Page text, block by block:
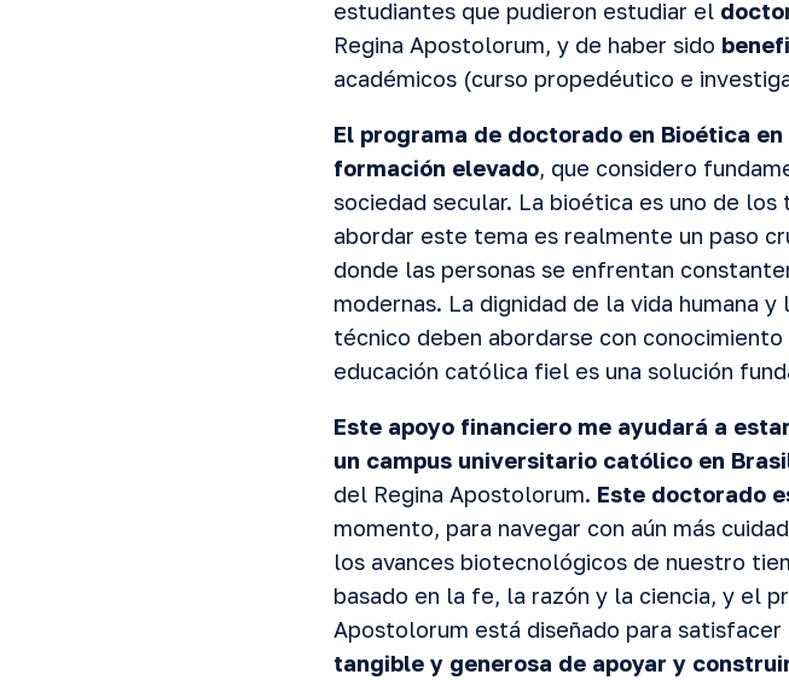
estudiantes que pudieron estudiar el
Regina Apostolorum, y de haber sido
académicos (curso propedéutico e
El programa de doctorado en Bioética
formación elevado, que considero
sociedad secular. La bioética es uno de
abordar este tema es realmente un paso
donde las personas se enfrentan
modernas. La dignidad de la vida humana
técnico deben abordarse con
educación católica fiel es una solución
Este apoyo financiero me ayudará a
un campus universitario católico en
del Regina Apostolorum. Este doctorado
momento, para navegar con aún más
los avances biotecnológicos de nuestro
basado en la fe, la razón y la ciencia, y el
Apostolorum está diseñado para satisfacer
tangible y generosa de apoyar y